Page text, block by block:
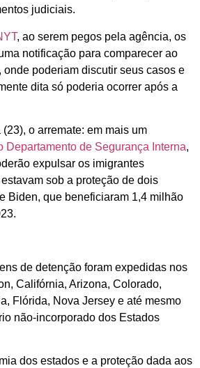
judiciais.
, ao serem pegos pela agência, os
notificação para comparecer ao
poderiam discutir seus casos e
dita só poderia ocorrer após a
o arremate: em mais um
Departamento de Segurança Interna,
expulsar os imigrantes
sob a proteção de dois
Biden, que beneficiaram 1,4 milhão
de detenção foram expedidas nos
Califórnia, Arizona, Colorado,
Flórida, Nova Jersey e até mesmo
não-incorporado dos Estados
dos estados e a proteção dada aos